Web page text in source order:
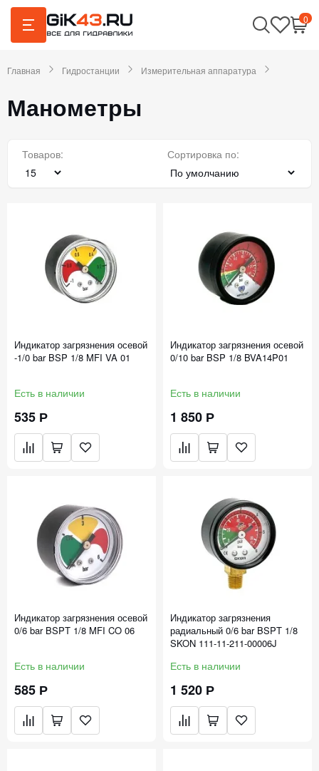
0
Главная Гидростанции Измерительная аппаратура
Манометры
Товаров: Сортировка по:
Индикатор загрязнения осевой
-1/0 bar BSP 1/8 MFI VA 01
Есть в наличии
535 Р
Индикатор загрязнения осевой
0/10 bar BSP 1/8 BVA14P01
Есть в наличии
1 850 Р
Индикатор загрязнения осевой
0/6 bar BSPT 1/8 MFI CO 06
Есть в наличии
585 Р
Индикатор загрязнения
радиальный 0/6 bar BSPT 1/8
SKON 111-11-211-00006J
Есть в наличии
1 520 Р